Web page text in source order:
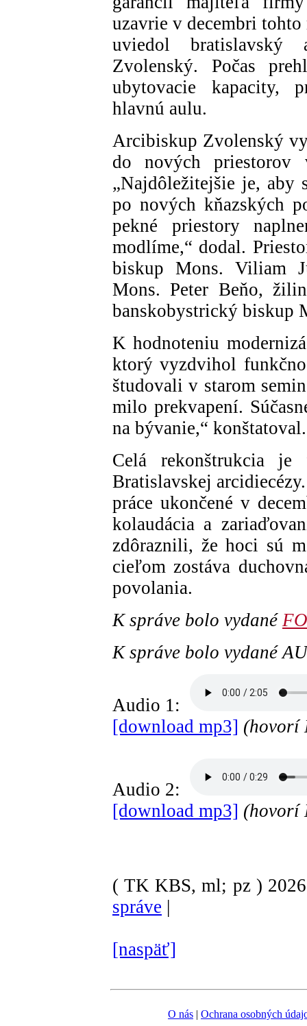
uzavrie v decembri tohto
uviedol bratislavský
Zvolenský. Počas
ubytovacie kapacity,
hlavnú aulu.
Arcibiskup Zvolenský
do nových priestorov
„Najdôležitejšie je, aby
po nových kňazských
pekné priestory
modlíme,“ dodal.
biskup Mons. Viliam
Mons. Peter Beňo,
banskobystrický biskup
K hodnoteniu
ktorý vyzdvihol
študovali v starom
milo prekvapení.
na bývanie,“ konštatoval.
Celá rekonštrukcia je
Bratislavskej
práce ukončené v
kolaudácia a
zdôraznili, že hoci sú
cieľom zostáva
povolania.
K správe bolo vydané
K správe bolo vydané
Audio 1:
[download mp3] (hovorí
Audio 2:
[download mp3] (hovorí
( TK KBS, ml; pz )
správe |
[naspäť]
O nás | Ochrana osobných